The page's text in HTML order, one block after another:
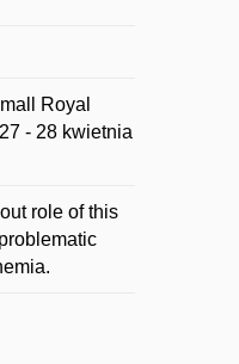
Royal
- 28 kwietnia
role of this